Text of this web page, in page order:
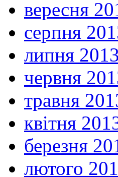
вересня
серпня
липня
червня
травня
квітня
березня
лютого